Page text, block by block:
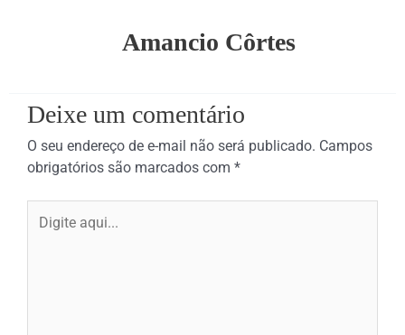
Amancio Côrtes
Deixe um comentário
O seu endereço de e-mail não será publicado. Campos
obrigatórios são marcados com *
aqui...